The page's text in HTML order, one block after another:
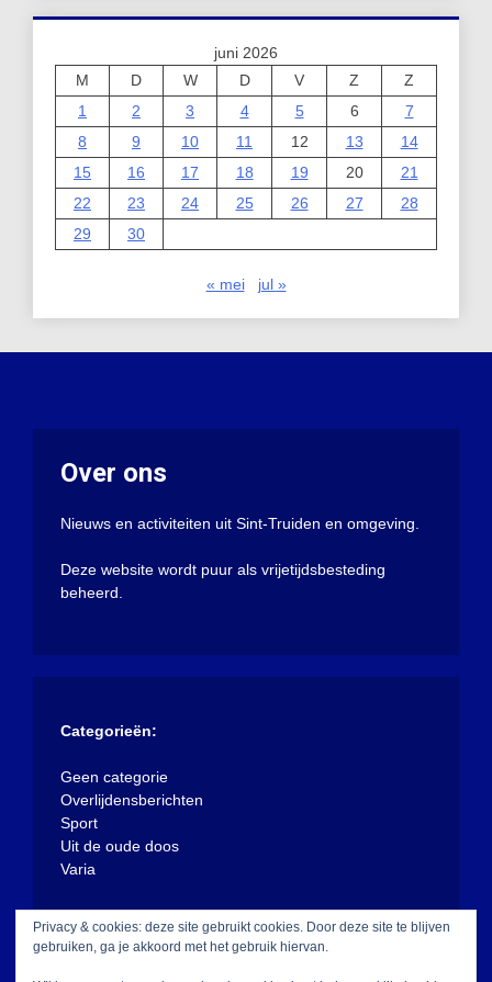
juni 2026
M
D W D V Z
Z
1
2 3 4 5 6
7
8
9 10 11 12 13
14
15
16 17 18 19 20
21
22
23 24 25 26 27
28
29
30
« mei jul »
Over ons
Nieuws en activiteiten uit Sint-Truiden en omgeving.
Deze website wordt puur als vrijetijdsbesteding
beheerd.
Categorieën:
Geen categorie
Overlijdensberichten
Sport
Uit de oude doos
Varia
Privacy & cookies: deze site gebruikt cookies. Door deze site te blijven
gebruiken, ga je akkoord met het gebruik hiervan.